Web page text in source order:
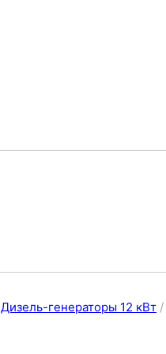
Дизель-генераторы 12 кВт /